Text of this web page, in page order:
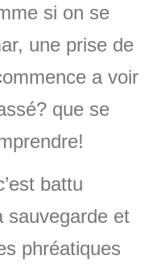
si on se
une prise de
a voir
que se
battu
sauvegarde et
phréatiques